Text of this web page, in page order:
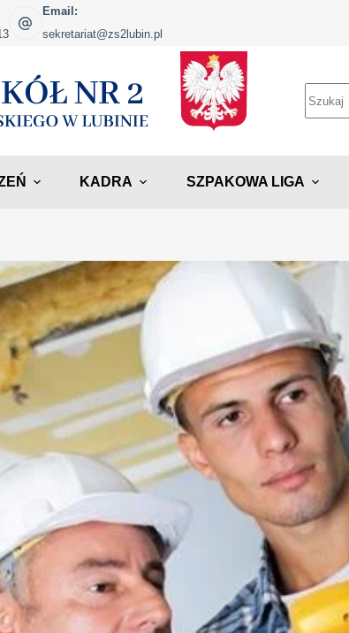
Email:
sekretariat@zs2lubin.pl
KADRA SZPAKOWA LIGA